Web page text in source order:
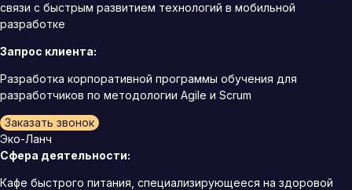
связи с быстрым развитием технологий в мобильной
разработке
Запрос клиента:
Разработка корпоративной программы обучения для
разработчиков по методологии Agile и Scrum
Заказать звонок
Эко-Ланч
Сфера деятельности:
Кафе быстрого питания, специализирующееся на здоровой